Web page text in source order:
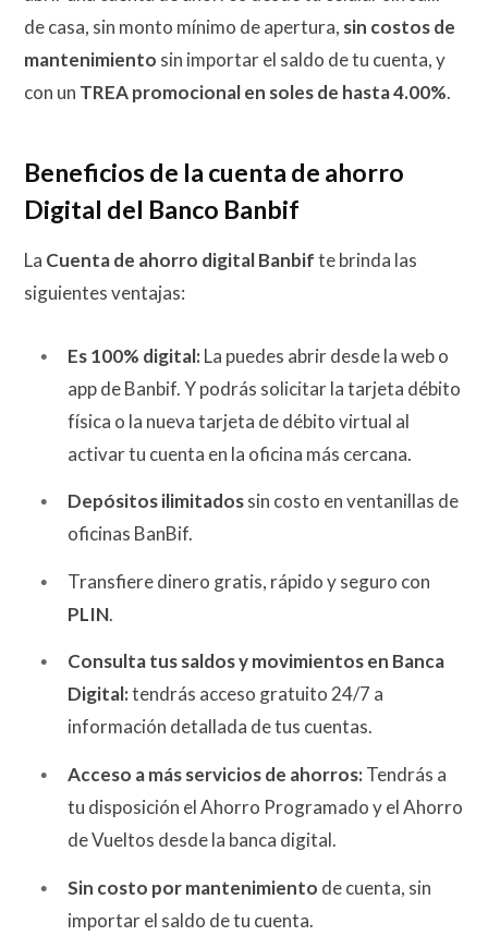
de casa, sin monto mínimo de apertura, sin costos de
mantenimiento sin importar el saldo de tu cuenta, y
con un TREA promocional en soles de hasta 4.00%.
Beneficios de la cuenta de ahorro
Digital del Banco Banbif
La Cuenta de ahorro digital Banbifte brinda las
siguientes ventajas:
Es 100% digital:La puedes abrir desde la web o
app de Banbif. Y podrás solicitar la tarjeta débito
física o la nueva tarjeta de débito virtual al
activar tu cuenta en la oficina más cercana.
Depósitos ilimitadossin costo en ventanillas de
oficinas BanBif.
Transfiere dinero gratis, rápido y seguro con
PLIN.
Consulta tus saldos y movimientos en Banca
Digital:tendrás acceso gratuito 24/7 a
información detallada de tus cuentas.
Acceso a más servicios de ahorros:Tendrás a
tu disposición el Ahorro Programado y el Ahorro
de Vueltos desde la banca digital.
Sin costo por mantenimiento de cuenta, sin
importar el saldo de tu cuenta.